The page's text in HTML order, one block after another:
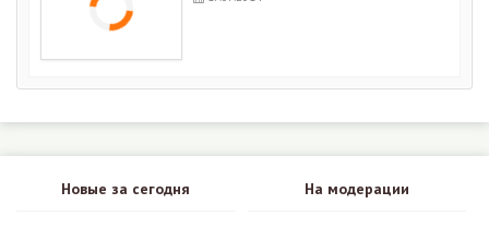
Новые за сегодня На модерации